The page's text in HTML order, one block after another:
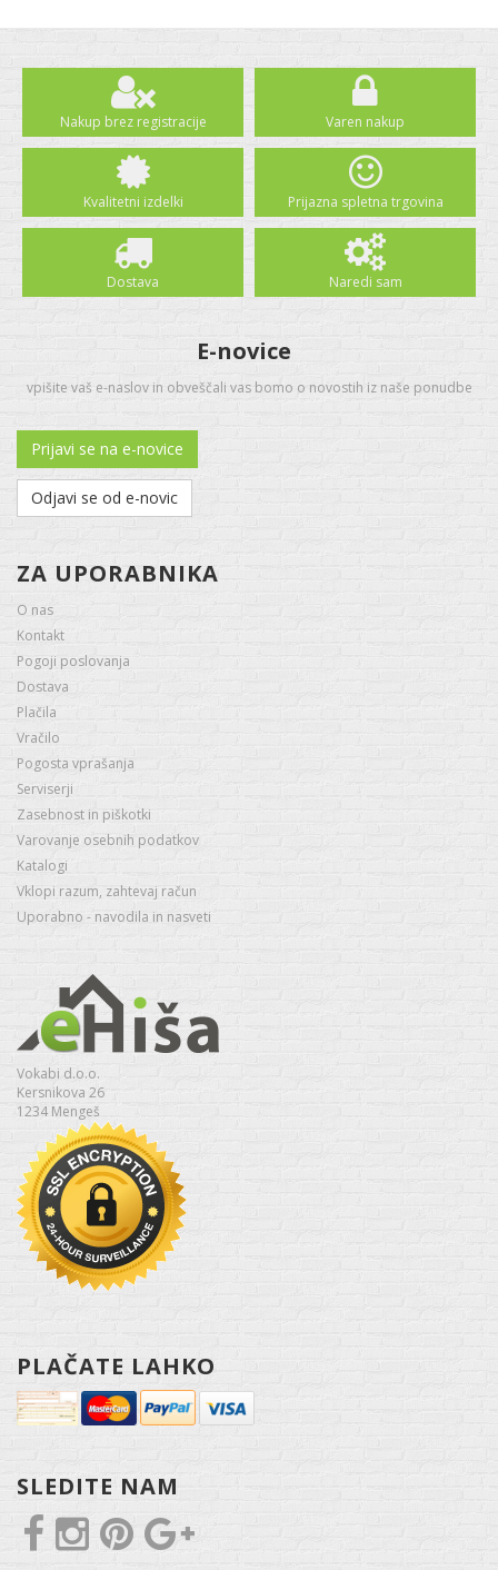
Nakup brez registracije Varen nakup
Kvalitetni izdelki Prijazna spletna trgovina
Dostava Naredi sam
E-novice
vpišite vaš e-naslov in obveščali vas bomo o novostih iz naše ponudbe
Prijavi se na e-novice
Odjavi se od e-novic
ZA UPORABNIKA
O nas
Kontakt
Pogoji poslovanja
Dostava
Plačila
Vračilo
Pogosta vprašanja
Serviserji
Zasebnost in piškotki
Varovanje osebnih podatkov
Katalogi
Vklopi razum, zahtevaj račun
Uporabno - navodila in nasveti
Vokabi d.o.o.
Kersnikova 26
1234 Mengeš
PLAČATE LAHKO
SLEDITE NAM